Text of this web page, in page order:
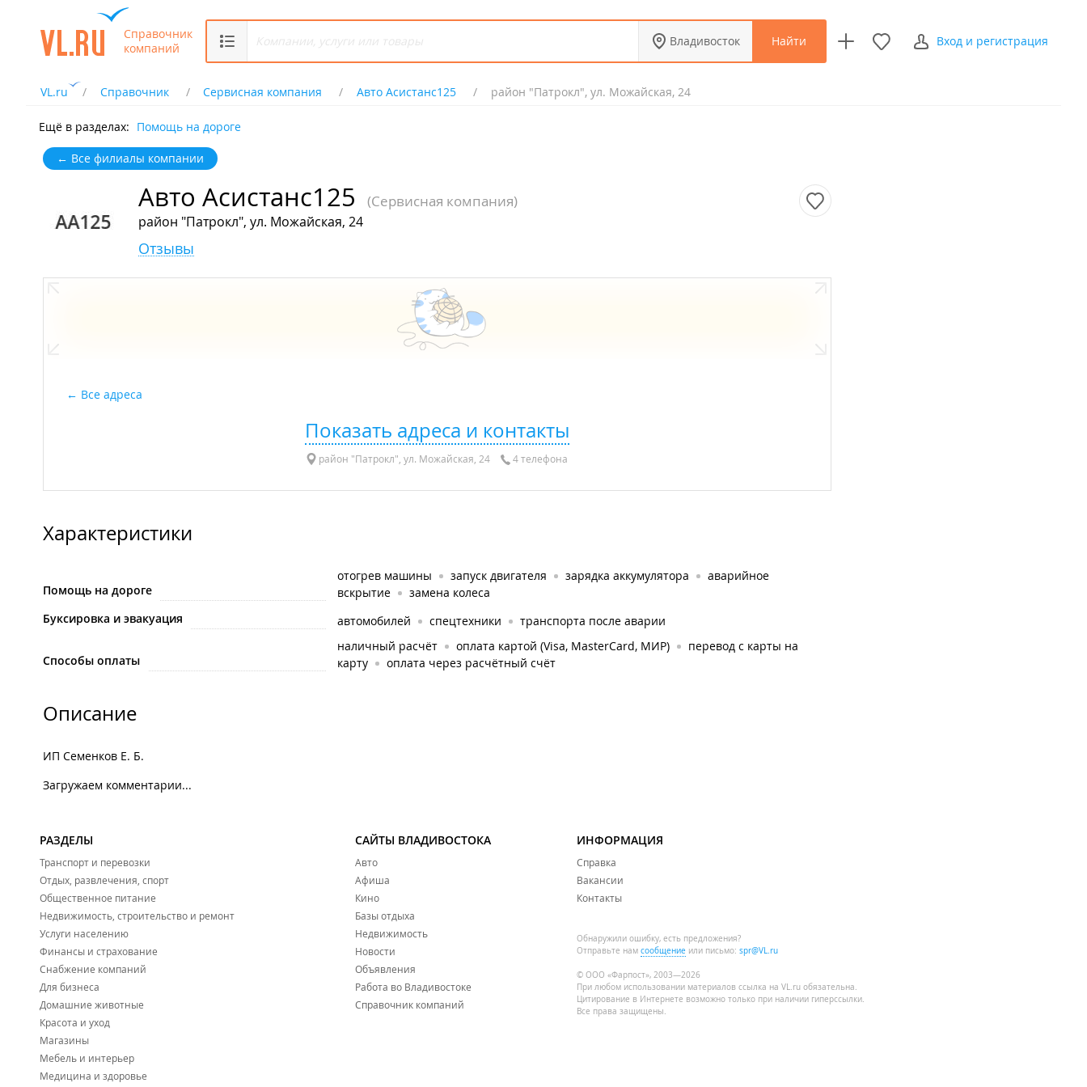
Справочник
компаний
Владивосток Найти Вход и регистрация
VL.ru Справочник Сервисная компания Авто Асистанс125 район "Патрокл", ул. Можайская, 24
Ещё в разделах: Помощь на дороге
← Все филиалы компании
Авто Асистанс125 (Сервисная компания)
район "Патрокл", ул. Можайская, 24
Отзывы
Все адреса
Показать адреса и контакты
район "Патрокл", ул. Можайская, 24 4 телефона
Характеристики
Помощь на дороге
отогрев машины запуск двигателя зарядка аккумулятора
аварийное
вскрытие
замена колеса
Буксировка и эвакуация
автомобилей спецтехники транспорта после аварии
Способы оплаты
наличный расчёт оплата картой (Visa, MasterCard, МИР)
перевод с карты на
карту
оплата через расчётный счёт
Описание
ИП Семенков Е. Б.
Загружаем комментарии...
РАЗДЕЛЫ
Транспорт и перевозки
Отдых, развлечения, спорт
Общественное питание
Недвижимость, строительство и ремонт
Услуги населению
Финансы и страхование
Снабжение компаний
Для бизнеса
Домашние животные
Красота и уход
Магазины
Мебель и интерьер
Медицина и здоровье
САЙТЫ ВЛАДИВОСТОКА
Авто
Афиша
Кино
Базы отдыха
Недвижимость
Новости
Объявления
Работа во Владивостоке
Справочник компаний
ИНФОРМАЦИЯ
Справка
Вакансии
Контакты
Обнаружили ошибку, есть предложения?
Отправьте нам сообщение или письмо: spr@VL.ru
© ООО «Фарпост», 2003—2026
При любом использовании материалов ссылка на VL.ru обязательна.
Цитирование в Интернете возможно только при наличии гиперссылки.
Все права защищены.